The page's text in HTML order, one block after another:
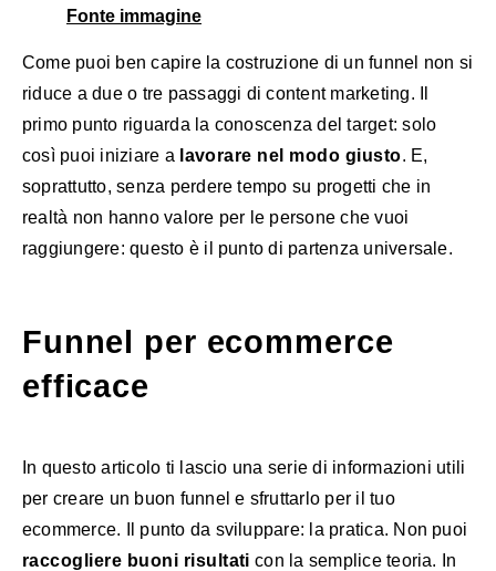
Fonte immagine
Come puoi ben capire la costruzione di un funnel non si
riduce a due o tre passaggi di content marketing. Il
primo punto riguarda la conoscenza del target: solo
così puoi iniziare a lavorare nel modo giusto. E,
soprattutto, senza perdere tempo su progetti che in
realtà non hanno valore per le persone che vuoi
raggiungere: questo è il punto di partenza universale.
Funnel per ecommerce
efficace
In questo articolo ti lascio una serie di informazioni utili
per creare un buon funnel e sfruttarlo per il tuo
ecommerce. Il punto da sviluppare: la pratica. Non puoi
raccogliere buoni risultati con la semplice teoria. In